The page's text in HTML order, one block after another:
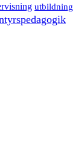
utbildning